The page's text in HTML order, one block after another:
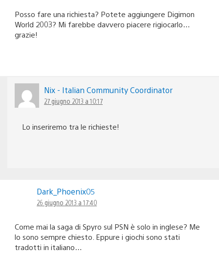
Posso fare una richiesta? Potete aggiungere Digimon
World 2003? Mi farebbe davvero piacere rigiocarlo…
grazie!
Nix - Italian Community Coordinator
27 giugno 2013 a 10:17
Lo inseriremo tra le richieste!
Dark_Phoenix05
26 giugno 2013 a 17:40
Come mai la saga di Spyro sul PSN è solo in inglese? Me
lo sono sempre chiesto. Eppure i giochi sono stati
tradotti in italiano…